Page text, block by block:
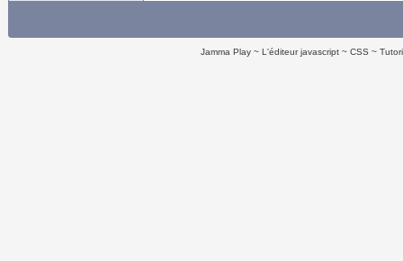
Jamma Play L'éditeur javascript CSS